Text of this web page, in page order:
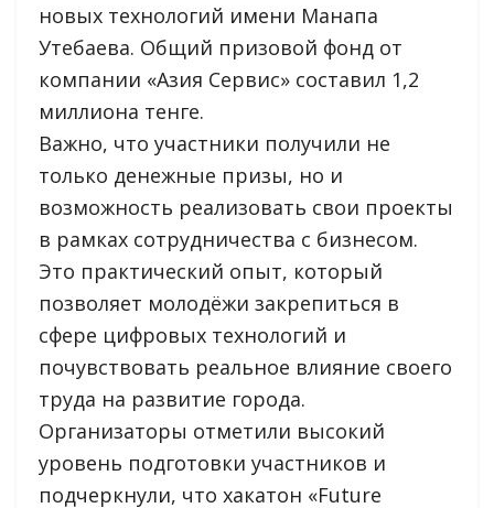
новых технологий имени Манапа
Утебаева. Общий призовой фонд от
компании «Азия Сервис» составил 1,2
миллиона тенге.
Важно, что участники получили не
только денежные призы, но и
возможность реализовать свои проекты
в рамках сотрудничества с бизнесом.
Это практический опыт, который
позволяет молодёжи закрепиться в
сфере цифровых технологий и
почувствовать реальное влияние своего
труда на развитие города.
Организаторы отметили высокий
уровень подготовки участников и
подчеркнули, что хакатон «Future